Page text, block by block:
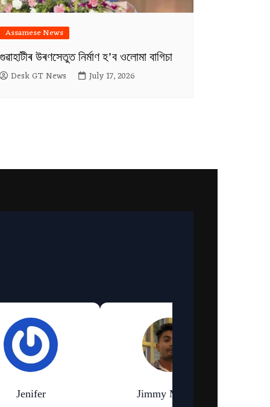
Assamese News
উৰণসেতুত নিৰ্মাণ হ’ব ওলোমা বাগিচা
Desk GT News July 17, 2026
Jenifer Jimmy Murmu